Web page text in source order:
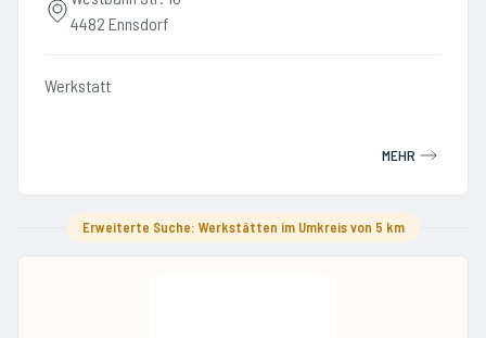
4482 Ennsdorf
Werkstatt
MEHR
Erweiterte Suche: Werkstätten im Umkreis von 5 km